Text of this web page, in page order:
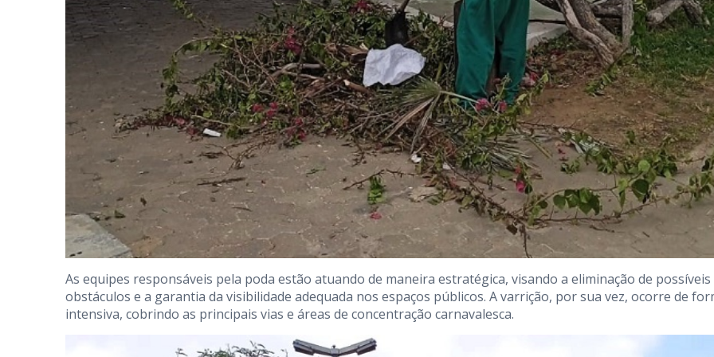
As equipes responsáveis pela poda estão atuando de maneira estratégica, visando a eliminação de possíveis
obstáculos e a garantia da visibilidade adequada nos espaços públicos. A varrição, por sua vez, ocorre de
intensiva, cobrindo as principais vias e áreas de concentração carnavalesca.